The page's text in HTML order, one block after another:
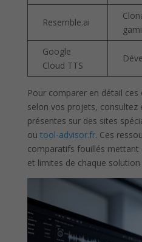
Resemble.ai
Google
Cloud TTS
Pour comparer en détail
selon vos projets, consultez
présentes sur des sites
ou tool-advisor.fr. Ces
comparatifs fouillés mettant
et limites de chaque solution